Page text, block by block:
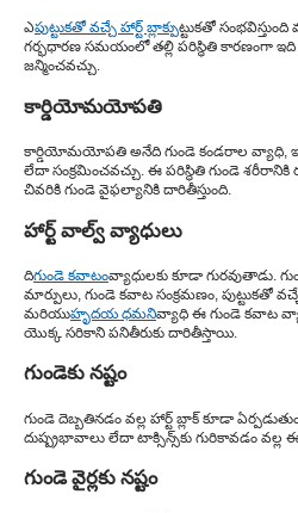
ఎపుట్టుకతో వచ్చే హార్ట్ బ్లాక్పుట్టుకతో
గర్భధారణ సమయంలో తల్లి పరిస్థితి కారణంగా
జన్మించవచ్చు.
కార్డియోమయోపతి
కార్డియోమయోపతి అనేది గుండె కండరాల వ్యాధి, ఇది
లేదా సంక్రమించవచ్చు. ఈ పరిస్థితి గుండె శరీరానికి
చివరికి గుండె వైఫల్యానికి దారితీస్తుంది.
హార్ట్ వాల్వ్ వ్యాధులు
దిగుండె కవాటంవ్యాధులకు కూడా గురవుతాడు.
మార్పులు, గుండె కవాట సంక్రమణం, పుట్టుకతో
మరియుహృదయ ధమనివ్యాధి ఈ గుండె కవాట
యొక్క సరికాని పనితీరుకు దారితీస్తాయి.
గుండెకు నష్టం
గుండె దెబ్బతినడం వల్ల హార్ట్ బ్లాక్ కూడా
దుష్ప్రభావాలు లేదా టాక్సిన్స్‌కు గురికావడం వల్ల ఈ
గుండె వైర్లకు నష్టం